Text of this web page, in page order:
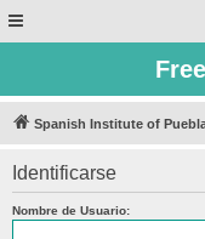
Spanish Institute of
Identificarse
Nombre de Usuario: